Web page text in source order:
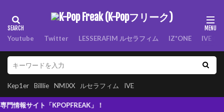
Youtube Twitter LESSERAFIM ルセラフィム IZ*ONE IVE
Kep1er Billlie NMIXX ルセラフィム IVE
ト「KPOPFREAK」！